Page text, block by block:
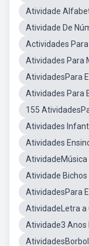
Atividade
Atividade De
Actividades
Atividades Para
AtividadesPara
Atividades Para
155
Atividades
Atividades
AtividadeMúsica
Atividade
AtividadesPara
AtividadeLetra a
Atividade3 Anos